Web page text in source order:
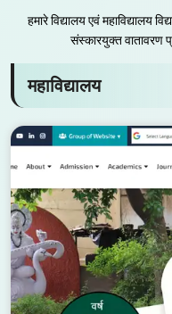
हमारे विद्यालय एवं महाविद्यालय
संस्कारयुक्त वातावरण
महाविद्यालय